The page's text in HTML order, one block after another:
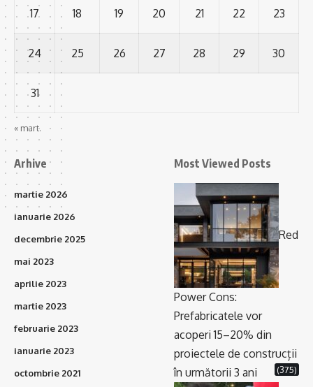
17 18 19 20 21 22 23
24 25 26 27 28 29 30
31
« mart.
Arhive
martie 2026
ianuarie 2026
decembrie 2025
mai 2023
aprilie 2023
martie 2023
februarie 2023
ianuarie 2023
octombrie 2021
Most Viewed Posts
Red
Power Cons:
Prefabricatele vor
acoperi 15–20% din
proiectele de construcții
în următorii 3 ani
(375)